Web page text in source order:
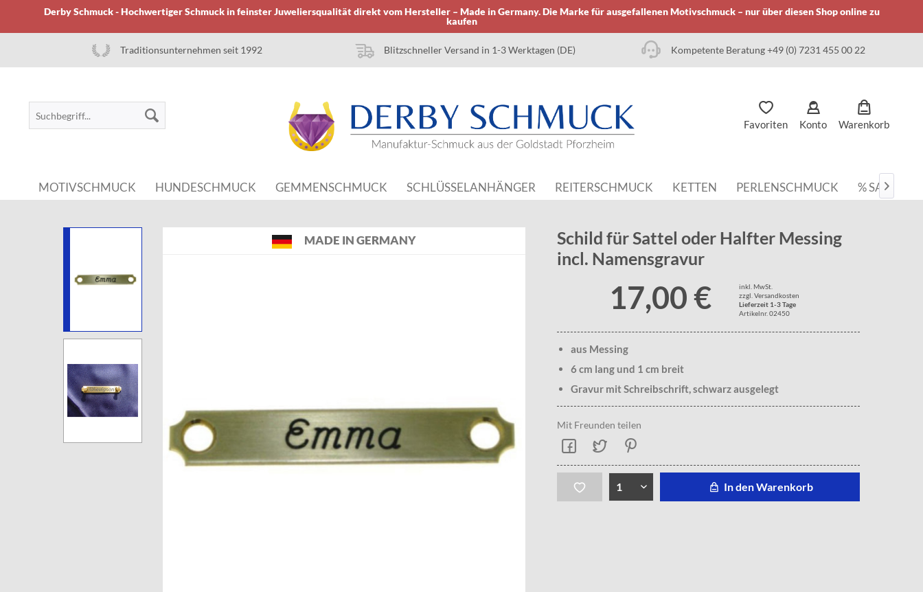
Derby Schmuck - Hochwertiger Schmuck in feinster Juweliersqualität direkt vom Hersteller – Made in Germany. Die Marke für ausgefallenen Motivschmuck – nur über diesen Shop online zu
kaufen
Traditionsunternehmen seit 1992 Blitzschneller Versand in 1-3 Werktagen (DE) Kompetente Beratung +49 (0) 7231 455 00 22
Favoriten Konto Warenkorb
MOTIVSCHMUCK HUNDESCHMUCK GEMMENSCHMUCK SCHLÜSSELANHÄNGER REITERSCHMUCK KETTEN PERLENSCHMUCK % SALE

MADE IN GERMANY
Schild für Sattel oder Halfter Messing
incl. Namensgravur
17,00 €
inkl. MwSt.
zzgl. Versandkosten
Lieferzeit 1-3 Tage
Artikelnr. 02450
aus Messing
6 cm lang und 1 cm breit
Gravur mit Schreibschrift, schwarz ausgelegt
Mit Freunden teilen
In den Warenkorb